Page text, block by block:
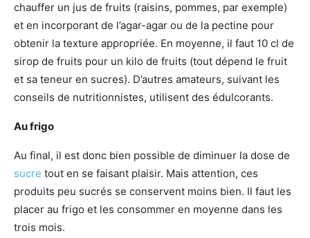
chauffer un jus de fruits (raisins, pommes, par exemple)
et en incorporant de l’agar-agar ou de la pectine pour
obtenir la texture appropriée. En moyenne, il faut 10 cl de
sirop de fruits pour un kilo de fruits (tout dépend le fruit
et sa teneur en sucres). D’autres amateurs, suivant les
conseils de nutritionnistes, utilisent des édulcorants.
Au frigo
Au final, il est donc bien possible de diminuer la dose de
sucre tout en se faisant plaisir. Mais attention, ces
produits peu sucrés se conservent moins bien. Il faut les
placer au frigo et les consommer en moyenne dans les
trois mois.